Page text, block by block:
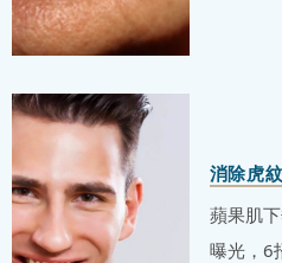
消除虎紋
蘋果肌
曝光，6